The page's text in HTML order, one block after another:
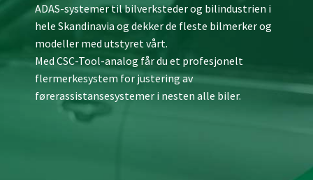
ADAS-systemer til bilverksteder og bilindustrien i
hele Skandinavia og dekker de fleste bilmerker og
modeller med utstyret vårt.
Med CSC-Tool-analog får du et profesjonelt
flermerkesystem for justering av
førerassistansesystemer i nesten alle biler.